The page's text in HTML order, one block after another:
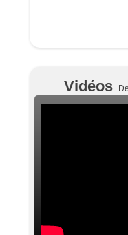
Vidéos